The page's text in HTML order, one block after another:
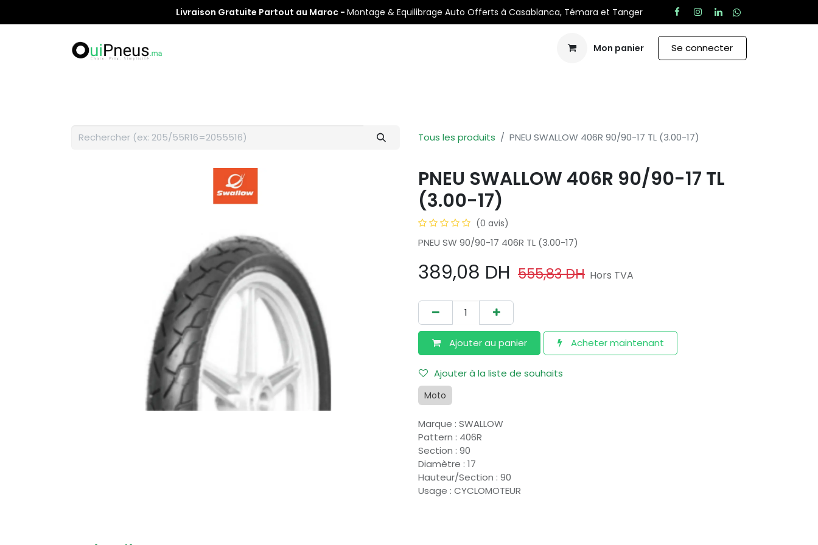
Livraison Gratuite Partout au Maroc - Montage & Equilibrage Auto Offerts à Casablanca, Témara et Tanger
Mon panier Se connecter
Tous les produits PNEU SWALLOW 406R 90/90-17 TL (3.00-17)
PNEU SWALLOW 406R 90/90-17 TL
(3.00-17)
(0 avis)
PNEU SW 90/90-17 406R TL (3.00-17)
389,08 DH 555,83DH Hors TVA
Ajouter au​ panier Acheter maintenant
Ajouter à la liste de souhaits
Moto
Marque : SWALLOW
Pattern : 406R
Section : 90
Diamètre : 17
Hauteur/Section : 90
Usage : CYCLOMOTEUR